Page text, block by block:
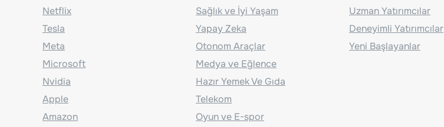
Netflix
Tesla
Meta
Microsoft
Nvidia
Apple
Amazon
Sağlık ve İyi Yaşam
Yapay Zeka
Otonom Araçlar
Medya ve Eğlence
Hazır Yemek Ve Gıda
Telekom
Oyun ve E-spor
Uzman Yatırımcılar
Deneyimli Yatırımcılar
Yeni Başlayanlar